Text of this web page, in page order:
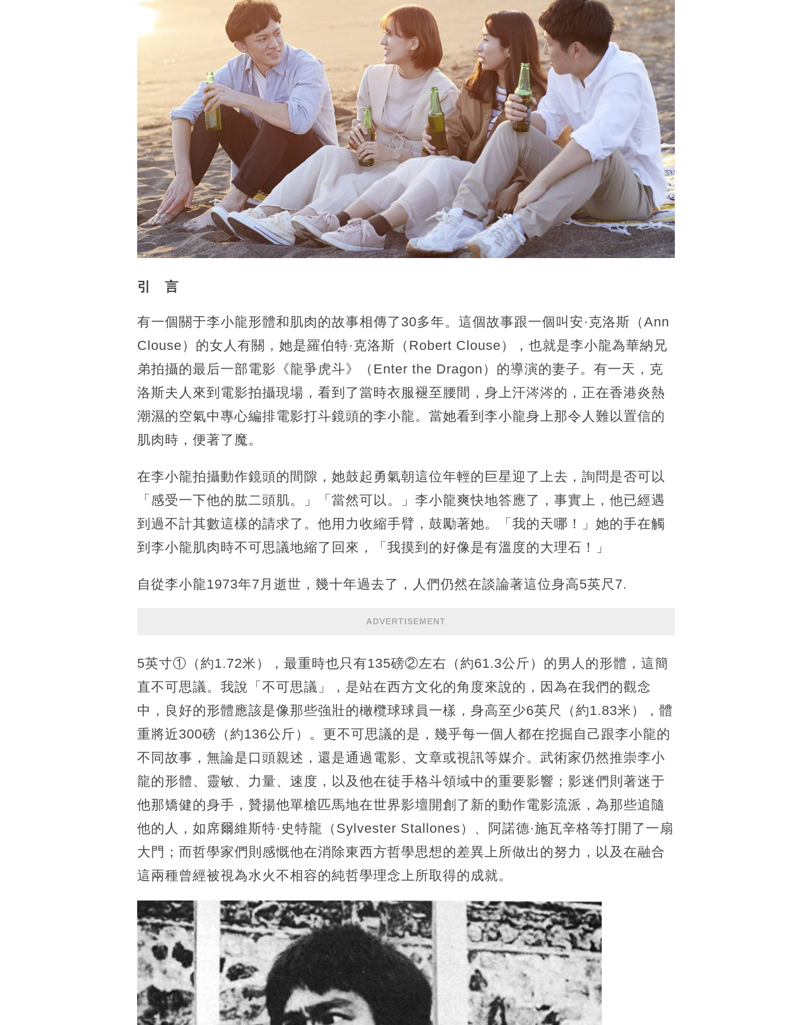
引 言
有一個關于李小龍形體和肌肉的故事相傳了30多年。這個故事跟一個叫安·克洛斯（Ann
Clouse）的女人有關，她是羅伯特·克洛斯（Robert Clouse），也就是李小龍為華納兄
弟拍攝的最后一部電影《龍爭虎斗》（Enter the Dragon）的導演的妻子。有一天，克
洛斯夫人來到電影拍攝現場，看到了當時衣服褪至腰間，身上汗涔涔的，正在香港炎熱
潮濕的空氣中專心編排電影打斗鏡頭的李小龍。當她看到李小龍身上那令人難以置信的
肌肉時，便著了魔。
在李小龍拍攝動作鏡頭的間隙，她鼓起勇氣朝這位年輕的巨星迎了上去，詢問是否可以
「感受一下他的肱二頭肌。」「當然可以。」李小龍爽快地答應了，事實上，他已經遇
到過不計其數這樣的請求了。他用力收縮手臂，鼓勵著她。「我的天哪！」她的手在觸
到李小龍肌肉時不可思議地縮了回來，「我摸到的好像是有溫度的大理石！」
自從李小龍1973年7月逝世，幾十年過去了，人們仍然在談論著這位身高5英尺7.
ADVERTISEMENT
5英寸①（約1.72米），最重時也只有135磅②左右（約61.3公斤）的男人的形體，這簡
直不可思議。我說「不可思議」，是站在西方文化的角度來說的，因為在我們的觀念
中，良好的形體應該是像那些強壯的橄欖球球員一樣，身高至少6英尺（約1.83米），體
重將近300磅（約136公斤）。更不可思議的是，幾乎每一個人都在挖掘自己跟李小龍的
不同故事，無論是口頭親述，還是通過電影、文章或視訊等媒介。武術家仍然推崇李小
龍的形體、靈敏、力量、速度，以及他在徒手格斗領域中的重要影響；影迷們則著迷于
他那矯健的身手，贊揚他單槍匹馬地在世界影壇開創了新的動作電影流派，為那些追隨
他的人，如席爾維斯特·史特龍（Sylvester Stallones）、阿諾德·施瓦辛格等打開了一扇
大門；而哲學家們則感慨他在消除東西方哲學思想的差異上所做出的努力，以及在融合
這兩種曾經被視為水火不相容的純哲學理念上所取得的成就。